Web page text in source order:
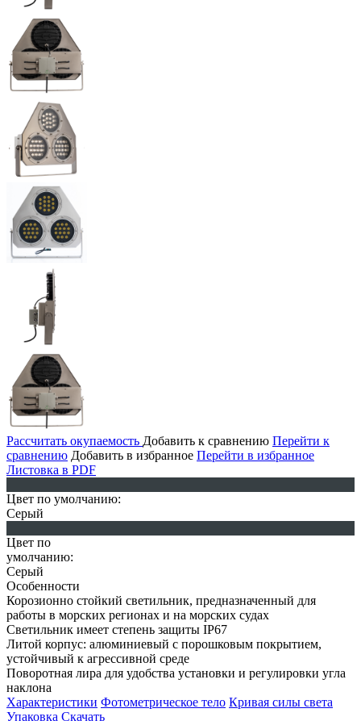
Рассчитать окупаемость Добавить к сравнению Перейти к
сравнению Добавить в избранное Перейти в избранное
Листовка в PDF
Цвет по умолчанию:
Серый
Цвет по
умолчанию:
Серый
Особенности
Корозионно стойкий светильник, предназначенный для
работы в морских регионах и на морских судах
Светильник имеет степень защиты IP67
Литой корпус: алюминиевый с порошковым покрытием,
устойчивый к агрессивной среде
Поворотная лира для удобства установки и регулировки угла
наклона
Характеристики Фотометрическое тело Кривая силы света
Упаковка Скачать